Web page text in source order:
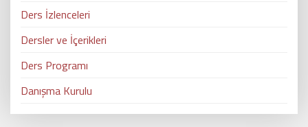
Ders İzlenceleri
Dersler ve İçerikleri
Ders Programı
Danışma Kurulu